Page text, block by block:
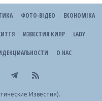
ФОТО-ВІДЕО ЕКОНОМІКА
ИЗВЕСТИЯ КИПР LADY
О НАС
Известия).